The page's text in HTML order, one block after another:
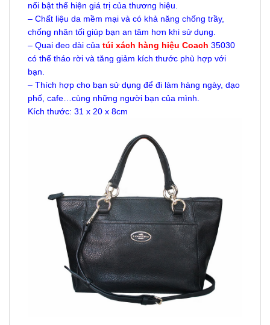
nổi bật thể hiện giá trị của thương hiệu.
– Chất liệu da mềm mại và có khả năng chống trầy,
chống nhăn tối giúp bạn an tâm hơn khi sử dụng.
– Quai đeo dài của túi xách hàng hiệu Coach 35030
có thể tháo rời và tăng giảm kích thước phù hợp với
bạn.
– Thích hợp cho bạn sử dụng để đi làm hàng ngày, dạo
phố, cafe…cùng những người bạn của mình.
Kích thước: 31 x 20 x 8cm